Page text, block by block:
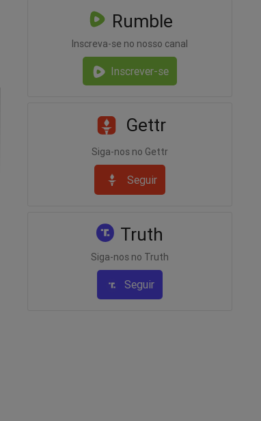
Rumble
Inscreva-se no nosso canal
Inscrever-se
Gettr
Siga-nos no Gettr
Seguir
Truth
Siga-nos no Truth
Seguir